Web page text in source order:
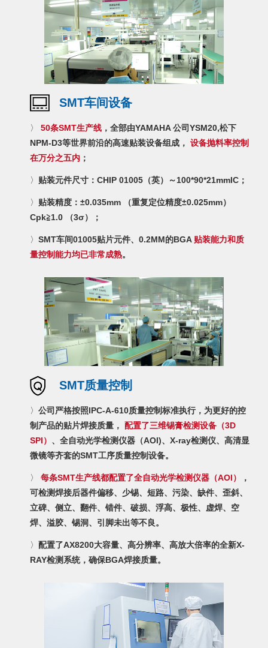
SMT车间设备
〉 50条SMT生产线 ，全部由YAMAHA 公司YSM20,松下
NPM-D3等世界前沿的高速贴装设备组成， 设备抛料率控制
在万分之五内 ；
〉 贴装元件尺寸：CHIP 01005（英）～100*90*21mmIC；
〉 贴装精度：±0.035mm （重复定位精度±0.025mm）
Cpk≧1.0 （3σ）；
〉 SMT车间01005贴片元件、0.2MM的BGA 贴装能力和质
量控制能力均已非常成熟。
SMT质量控制
〉 公司严格按照IPC-A-610质量控制标准执行，为更好的控
制产品的贴片焊接质量， 配置了三维锡膏检测设备（3D
SPI） 、全自动光学检测仪器（AOI)、X-ray检测仪、高清显
微镜等齐套的SMT工序质量控制设备。
〉 每条SMT生产线都配置了全自动光学检测仪器（AOI）
，
可检测焊接后器件偏移、少锡、短路、污染、缺件、歪斜、
立碑、侧立、翻件、错件、破损、浮高、极性、虚焊、空
焊、溢胶、锡洞、引脚未出等不良。
〉 配置了AX8200大容量、高分辨率、高放大倍率的全新X-
RAY检测系统，确保BGA焊接质量。